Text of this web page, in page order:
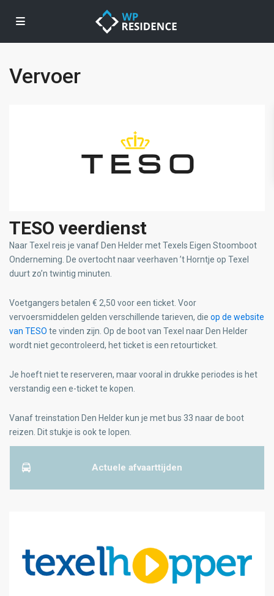
Vervoer
TESO veerdienst
Naar Texel reis je vanaf Den Helder met Texels Eigen Stoomboot
Onderneming. De overtocht naar veerhaven ’t Horntje op Texel
duurt zo’n twintig minuten.
Voetgangers betalen € 2,50 voor een ticket. Voor
vervoersmiddelen gelden verschillende tarieven, dieop de website
van TESO te vinden zijn. Op de boot van Texel naar Den Helder
wordt niet gecontroleerd, het ticket is een retourticket.
Je hoeft niet te reserveren, maar vooral in drukke periodes is het
verstandig een e-ticket te kopen.
Vanaf treinstation Den Helder kun je met bus 33 naar de boot
reizen. Dit stukje is ook te lopen.
Actuele afvaarttijden